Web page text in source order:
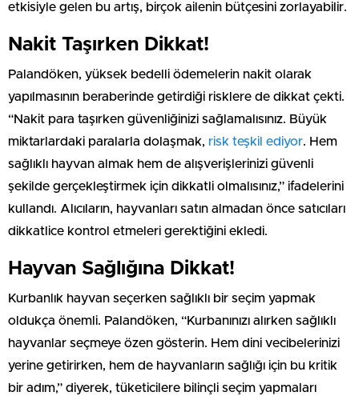
etkisiyle gelen bu artış, birçok ailenin bütçesini zorlayabilir.
Nakit Taşırken Dikkat!
Palandöken, yüksek bedelli ödemelerin nakit olarak
yapılmasının beraberinde getirdiği risklere de dikkat çekti.
“Nakit para taşırken güvenliğinizi sağlamalısınız. Büyük
miktarlardaki paralarla dolaşmak, risk teşkil ediyor. Hem
sağlıklı hayvan almak hem de alışverişlerinizi güvenli
şekilde gerçekleştirmek için dikkatli olmalısınız,” ifadelerini
kullandı. Alıcıların, hayvanları satın almadan önce satıcıları
dikkatlice kontrol etmeleri gerektiğini ekledi.
Hayvan Sağlığına Dikkat!
Kurbanlık hayvan seçerken sağlıklı bir seçim yapmak
oldukça önemli. Palandöken, “Kurbanınızı alırken sağlıklı
hayvanlar seçmeye özen gösterin. Hem dini vecibelerinizi
yerine getirirken, hem de hayvanların sağlığı için bu kritik
bir adım,” diyerek, tüketicilere bilinçli seçim yapmaları